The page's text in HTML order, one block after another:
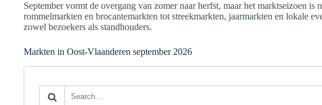
September vormt de overgang van zomer naar herfst, maar het marktseizoen
rommelmarkten en brocantemarkten tot streekmarkten, jaarmarkten en lokale
zowel bezoekers als standhouders.
Markten in Oost-Vlaanderen september 2026